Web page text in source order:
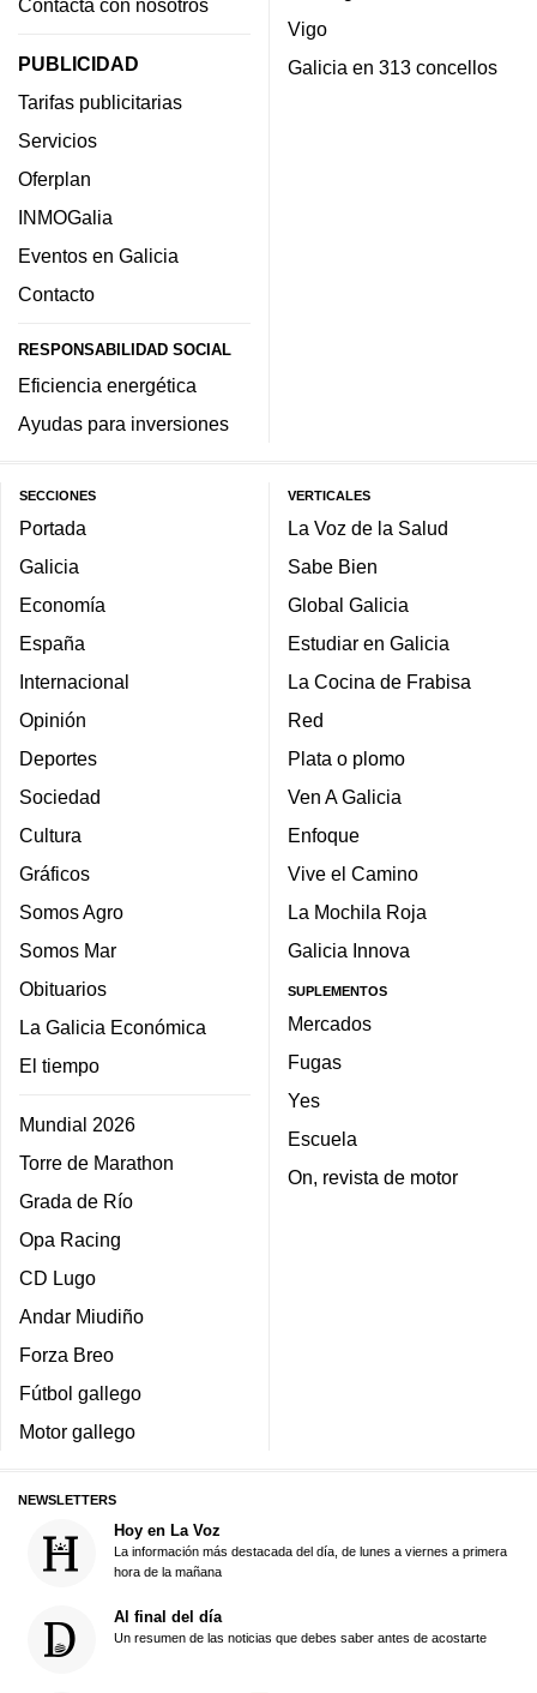
Contacta con nosotros
PUBLICIDAD
Tarifas publicitarias
Servicios
Oferplan
INMOGalia
Eventos en Galicia
Contacto
RESPONSABILIDAD SOCIAL
Eficiencia energética
Ayudas para inversiones
Vigo
Galicia en 313 concellos
SECCIONES
Portada
Galicia
Economía
España
Internacional
Opinión
Deportes
Sociedad
Cultura
Gráficos
Somos Agro
Somos Mar
Obituarios
La Galicia Económica
El tiempo
Mundial 2026
Torre de Marathon
Grada de Río
Opa Racing
CD Lugo
Andar Miudiño
Forza Breo
Fútbol gallego
Motor gallego
VERTICALES
La Voz de la Salud
Sabe Bien
Global Galicia
Estudiar en Galicia
La Cocina de Frabisa
Red
Plata o plomo
Ven A Galicia
Enfoque
Vive el Camino
La Mochila Roja
Galicia Innova
SUPLEMENTOS
Mercados
Fugas
Yes
Escuela
On, revista de motor
NEWSLETTERS
Hoy en La Voz
La información más destacada del día, de lunes a viernes a primera
hora de la mañana
Al final del día
Un resumen de las noticias que debes saber antes de acostarte